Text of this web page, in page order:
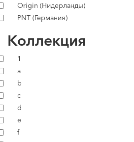
Origin (Нидерланды)
PNT (Германия)
Коллекция
1
a
b
c
d
e
f